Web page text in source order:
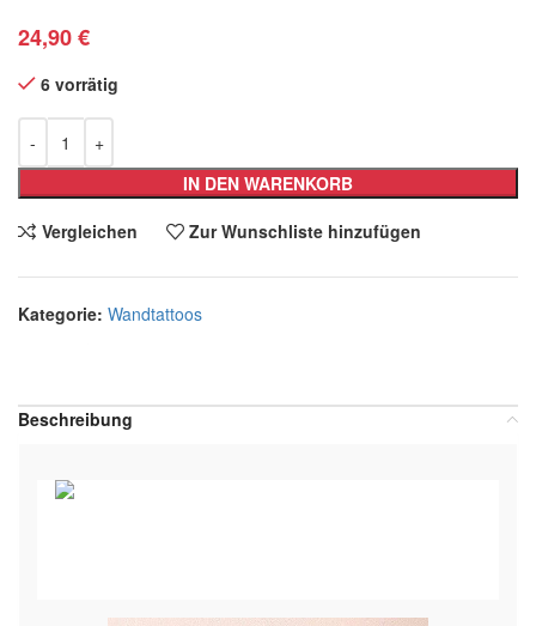
24,90€
6 vorrätig
IN DEN WARENKORB
Vergleichen Zur Wunschliste hinzufügen
Kategorie: Wandtattoos
Beschreibung